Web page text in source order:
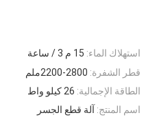
استهلاك الماء: 15 م 3 / ساعة
قطر الشفرة: 2200-2800ملم
الطاقة الإجمالية: 26 كيلو واط
اسم المنتج: آلة قطع الجسر